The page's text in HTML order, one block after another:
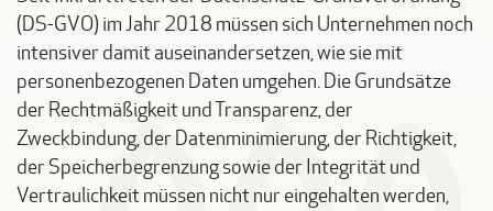
(DS-GVO) im Jahr 2018 müssen sich Unternehmen noch
intensiver damit auseinandersetzen, wie sie mit
personenbezogenen Daten umgehen. Die Grundsätze
der Rechtmäßigkeit und Transparenz, der
Zweckbindung, der Datenminimierung, der Richtigkeit,
der Speicherbegrenzung sowie der Integrität und
Vertraulichkeit müssen nicht nur eingehalten werden,